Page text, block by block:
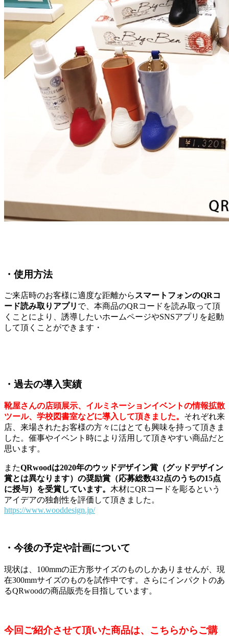
・使用方法
ご来店時のお客様に適度な距離から スマートフォンのQRコ
ード読み取りアプリ で、本商品のQRコードを読み取って頂
くことにより、誘導したいホームページやSNSアプリを起動
して頂くことができます・
・過去の導入実績
靴屋さんの店頭展示、イルミネーションイベントの情報拡散
ツール、学校図書室などに導入して頂きました。 それぞれ来
店、来場されたお客様の方々にはとても興味を持って頂きま
した。催事やイベント時により活用して頂きやすい商品だと
思います。
またQRwoodは2020年のウッドデザイン賞（グッドデザイン
賞とは異なります）の奨励賞（応募総数432点のうちの15点
に授与）を受賞しています。 木材にQRコードを彫るという
アイデアの独創性を評価して頂きました。
https://www.wooddesign.jp/
・今後の予定や計画について
現状は、100mmの正方形サイズのものしかありませんが、現
在300mmサイズのものを試作中です。さらにインパクトのあ
るQRwoodの商品販売を目指しています。
今回ご紹介させて頂いた商品は、こちらからご購